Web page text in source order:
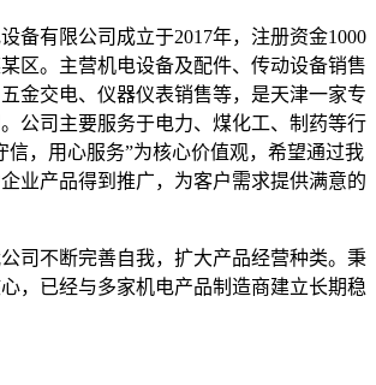
备有限公司成立于2017年，注册资金1000
区。主营机电设备及配件、传动设备销售
金交电、仪器仪表销售等，是天津一家专
公司主要服务于电力、煤化工、制药等行
信，用心服务”为核心价值观，希望通过我
业产品得到推广，为客户需求提供满意的
司不断完善自我，扩大产品经营种类。秉
，已经与多家机电产品制造商建立长期稳